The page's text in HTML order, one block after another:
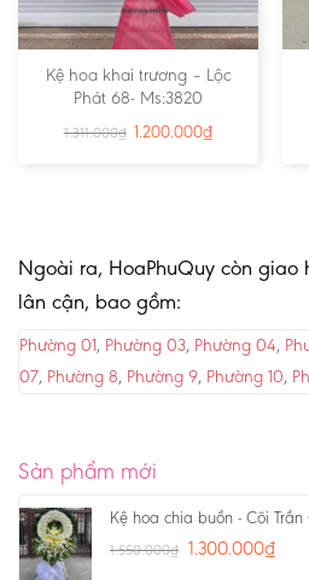
Kệ hoa khai trương – Lộc
Phát 68- Ms:3820
1.311.000₫ 1.200.000₫
Ngoài ra, HoaPhuQuy còn giao
lân cận, bao gồm:
Phường 01, Phường 03, Phường 04,
07, Phường 8, Phường 9, Phường 10,
Sản phẩm mới
Kệ hoa chia buồn - Cõi Trần
1.550.000₫ 1.300.000₫